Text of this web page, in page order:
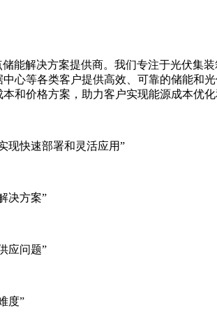
储能解决方案提供商。我们专注于光伏
心等各类客户提供高效、可靠的储能和
和价格方案，助力客户实现能源成本优化
现快速部署和灵活应用”
决方案”
应问题”
度”